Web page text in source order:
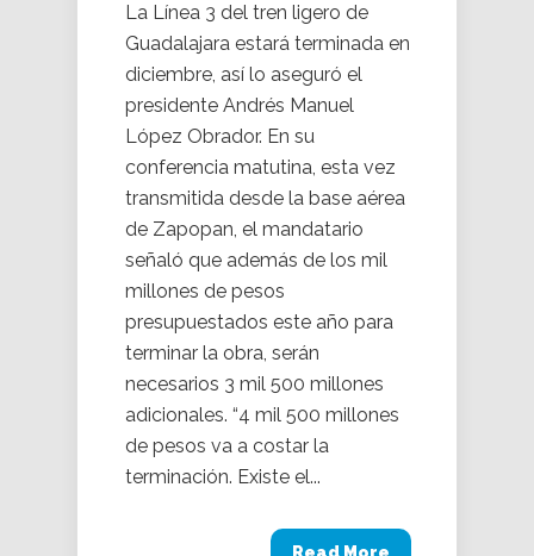
La Línea 3 del tren ligero de
Guadalajara estará terminada en
diciembre, así lo aseguró el
presidente Andrés Manuel
López Obrador. En su
conferencia matutina, esta vez
transmitida desde la base aérea
de Zapopan, el mandatario
señaló que además de los mil
millones de pesos
presupuestados este año para
terminar la obra, serán
necesarios 3 mil 500 millones
adicionales. “4 mil 500 millones
de pesos va a costar la
terminación. Existe el...